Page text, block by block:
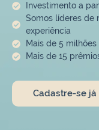
Investimento a
Somos líderes de
experiência
Mais de 5
Mais de 15
Cadastre-se já